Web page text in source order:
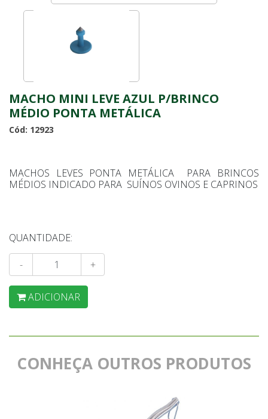
MACHO MINI LEVE AZUL P/BRINCO
MÉDIO PONTA METÁLICA
Cód: 12923
MACHOS LEVES PONTA METÁLICA PARA BRINCOS
MÉDIOS INDICADO PARA SUÍNOS OVINOS E CAPRINOS
QUANTIDADE:
- +
ADICIONAR
CONHEÇA OUTROS PRODUTOS